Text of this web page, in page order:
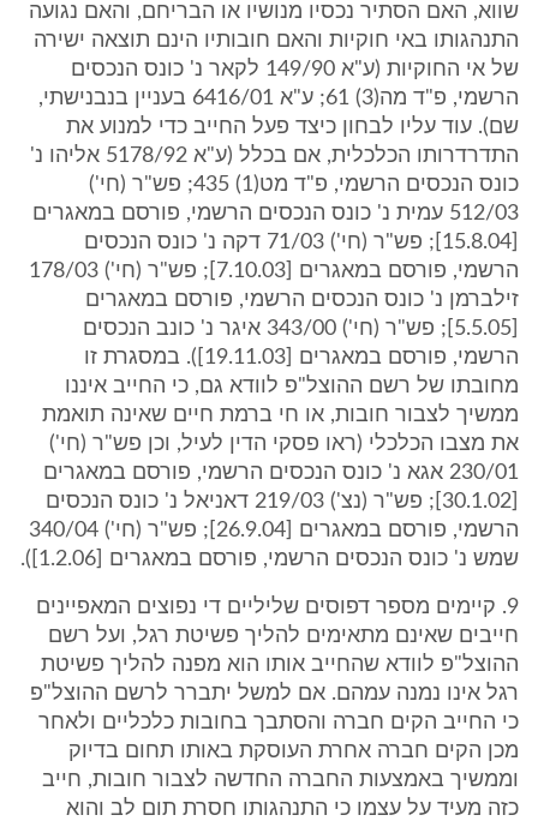
שווא, האם הסתיר נכסיו מנושיו או הבריחם, והאם נגועה
התנהגותו באי חוקיות והאם חובותיו הינם תוצאה ישירה
של אי החוקיות (ע"א 149/90 לקאר נ' כונס הנכסים
הרשמי, פ"ד מה(3) 61; ע"א 6416/01 בעניין בנבנישתי,
שם). עוד עליו לבחון כיצד פעל החייב כדי למנוע את
התדרדרותו הכלכלית, אם בכלל (ע"א 5178/92 אליהו נ'
כונס הנכסים הרשמי, פ"ד מט(1) 435; פש"ר (חי')
512/03 עמית נ' כונס הנכסים הרשמי, פורסם במאגרים
[15.8.04]; פש"ר (חי') 71/03 דקה נ' כונס הנכסים
הרשמי, פורסם במאגרים [7.10.03]; פש"ר (חי') 178/03
זילברמן נ' כונס הנכסים הרשמי, פורסם במאגרים
[5.5.05]; פש"ר (חי') 343/00 איגר נ' כונב הנכסים
הרשמי, פורסם במאגרים [19.11.03]). במסגרת זו
מחובתו של רשם ההוצל"פ לוודא גם, כי החייב איננו
ממשיך לצבור חובות, או חי ברמת חיים שאינה תואמת
את מצבו הכלכלי (ראו פסקי הדין לעיל, וכן פש"ר (חי')
230/01 אגא נ' כונס הנכסים הרשמי, פורסם במאגרים
[30.1.02]; פש"ר (נצ') 219/03 דאניאל נ' כונס הנכסים
הרשמי, פורסם במאגרים [26.9.04]; פש"ר (חי') 340/04
שמש נ' כונס הנכסים הרשמי, פורסם במאגרים [1.2.06]).
9. קיימים מספר דפוסים שליליים די נפוצים המאפיינים
חייבים שאינם מתאימים להליך פשיטת רגל, ועל רשם
ההוצל"פ לוודא שהחייב אותו הוא מפנה להליך פשיטת
רגל אינו נמנה עמהם. אם למשל יתברר לרשם ההוצל"פ
כי החייב הקים חברה והסתבך בחובות כלכליים ולאחר
מכן הקים חברה אחרת העוסקת באותו תחום בדיוק
וממשיך באמצעות החברה החדשה לצבור חובות, חייב
כזה מעיד על עצמו כי התנהגותו חסרת תום לב והוא